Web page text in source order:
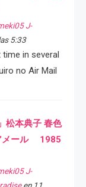
J-
5:33
in several
no Air Mail
松本典子 春色
メール 1985
J-